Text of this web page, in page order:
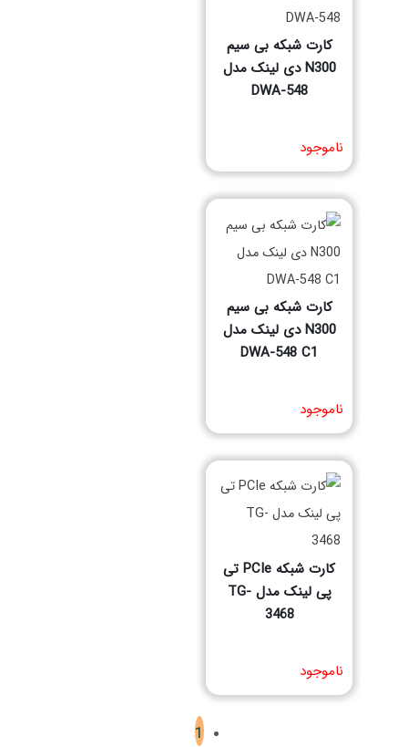
کارت شبکه بی سیم
N300 دی لینک مدل
DWA-548
ناموجود
مشخصات فنی محصول
کارت شبکه بی سیم
N300 دی لینک مدل
DWA-548 C1
ناموجود
کارت شبکه PCIe تی
پی لینک مدل TG-
3468
ناموجود
1